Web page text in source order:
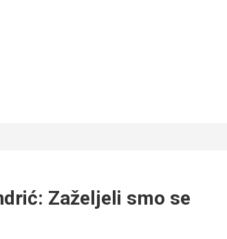
Zaželjeli smo se